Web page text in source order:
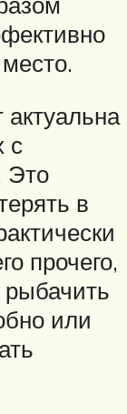
актуальна
с
Это
в
прочего,
или